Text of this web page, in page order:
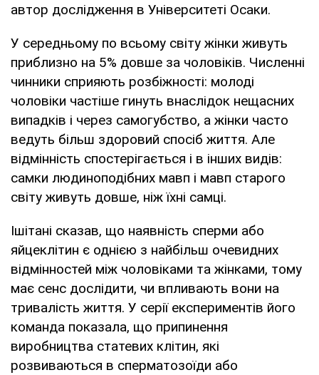
автор дослідження в Університеті Осаки.
У середньому по всьому світу жінки живуть
приблизно на 5% довше за чоловіків. Численні
чинники сприяють розбіжності: молоді
чоловіки частіше гинуть внаслідок нещасних
випадків і через самогубство, а жінки часто
ведуть більш здоровий спосіб життя. Але
відмінність спостерігається і в інших видів:
самки людиноподібних мавп і мавп старого
світу живуть довше, ніж їхні самці.
Ішітані сказав, що наявність сперми або
яйцеклітин є однією з найбільш очевидних
відмінностей між чоловіками та жінками, тому
має сенс дослідити, чи впливають вони на
тривалість життя. У серії експериментів його
команда показала, що припинення
виробництва статевих клітин, які
розвиваються в сперматозоїди або